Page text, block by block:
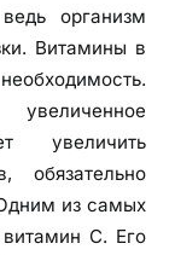
организм
Витамины в
увеличить
обязательно
из самых
витамин С. Его